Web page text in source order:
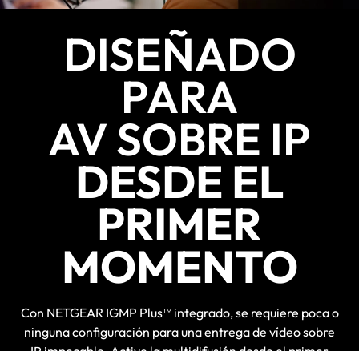
DISEÑADO
PARA
AV SOBRE IP
DESDE EL
PRIMER
MOMENTO
Con NETGEAR IGMP Plus™ integrado, se requiere poca o
ninguna configuración para una entrega de vídeo sobre